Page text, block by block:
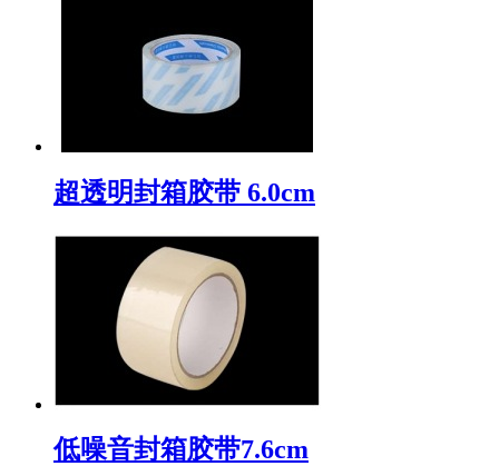
超透明封箱胶带 6.0cm
低噪音封箱胶带7.6cm